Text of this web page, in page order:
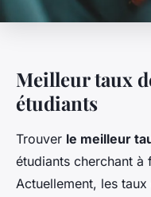
Meilleur taux
étudiants
Trouver le meilleur
étudiants cherchant à
Actuellement, les